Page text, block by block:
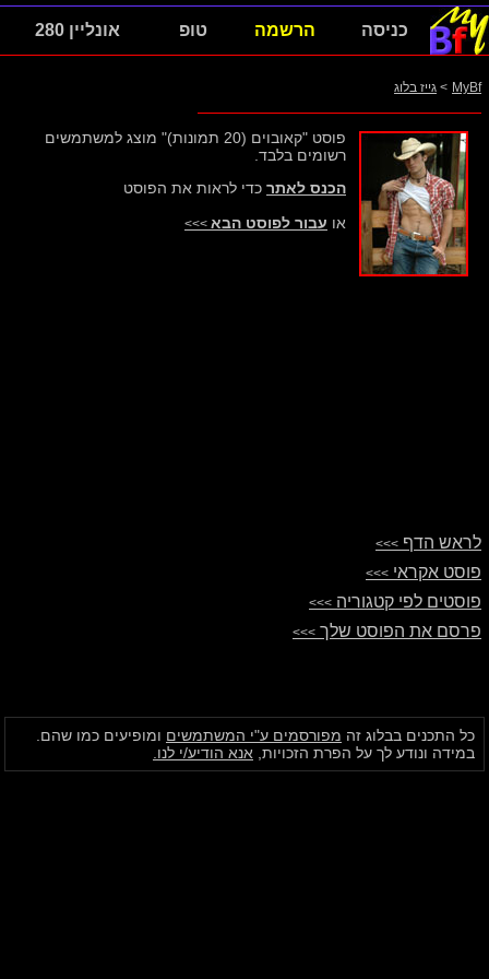
כניסה הרשמה טופ אונליין 280
MyBf
> גייז בלוג
פוסט "קאובוים (20 תמונות)" מוצג למשתמשים
רשומים בלבד.
הכנס לאתר כדי לראות את הפוסט
או עבור לפוסט הבא >>>
לראש הדף >>>
פוסט אקראי >>>
פוסטים לפי קטגוריה >>>
פרסם את הפוסט שלך >>>
כל התכנים בבלוג זה מפורסמים ע"י המשתמשים ומופיעים כמו שהם.
במידה ונודע לך על הפרת הזכויות, אנא הודיע/י לנו.